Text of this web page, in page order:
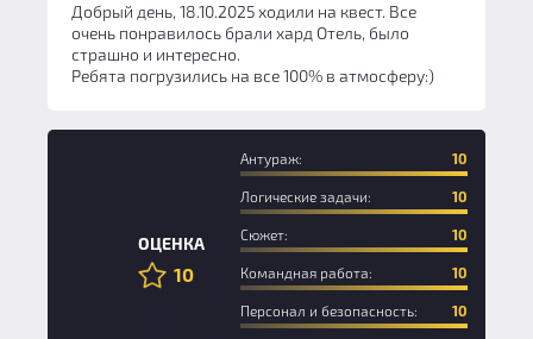
Добрый день, 18.10.2025 ходили на квест. Все
очень понравилось брали хард Отель, было
страшно и интересно.
Ребята погрузились на все 100% в атмосферу:)
ОЦЕНКА
10
Антураж: 10
Логические задачи: 10
Сюжет: 10
Командная работа: 10
Персонал и безопасность: 10